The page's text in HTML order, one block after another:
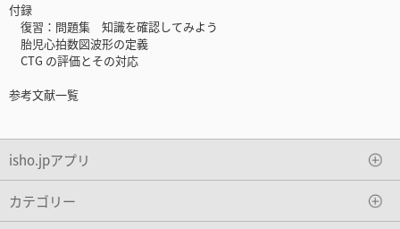
付録
復習：問題集 知識を確認してみよう
胎児心拍数図波形の定義
CTG の評価とその対応
参考文献一覧
isho.jpアプリ
カテゴリー